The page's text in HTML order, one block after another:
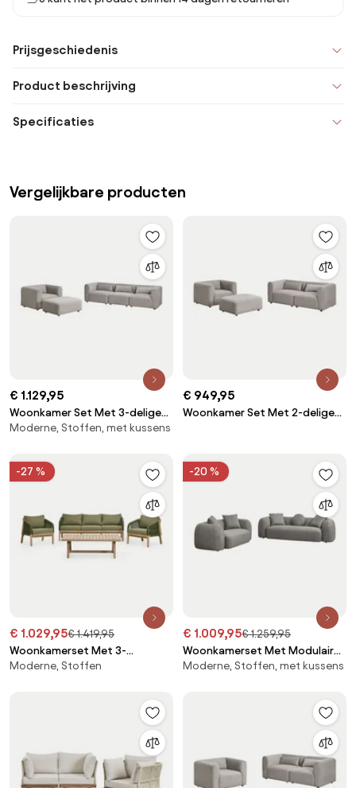
Prijsgeschiedenis
Product beschrijving
Specificaties
Vergelijkbare producten
€ 1.129,95
Woonkamer Set Met 3-delige
Modulaire Bank, Fauteuil En Poef
Koel - Sklum
Moderne, Stoffen, met kussens
€ 949,95
Woonkamer Set Met 2-delige
Koel - Sklum
-27 %
€ 1.029,95€ 1.419,95
Woonkamerset Met 3-
zitsbank, 2 Fauteuils En
Dubai Rustiek Acaciabruin &
Moderne, Stoffen
-20 %
€ 1.009,95€ 1.259,95
Woonkamerset Met Modulaire
3-zitsbank En 2-zitsbank In
Moderne, Stoffen, met kussens